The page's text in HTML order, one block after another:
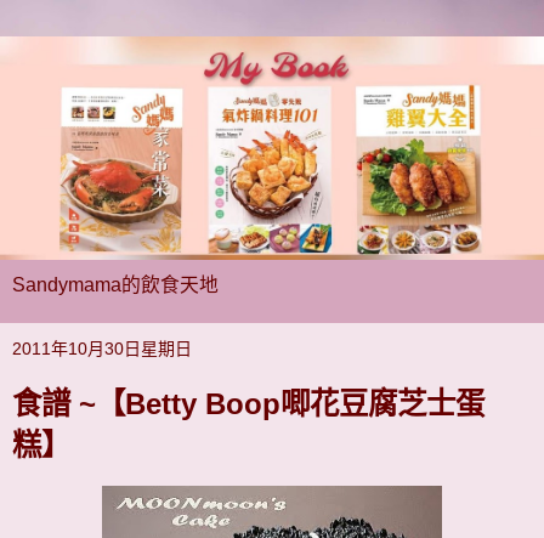
Sandymama的飲食天地
2011年10月30日星期日
食譜 ~【Betty Boop唧花豆腐芝士蛋
糕】